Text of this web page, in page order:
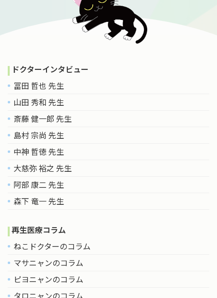
ドクターインタビュー
冨田 哲也 先生
山田 秀和 先生
斎藤 健一郎 先生
島村 宗尚 先生
中神 哲徳 先生
大慈弥 裕之 先生
阿部 康二 先生
森下 竜一 先生
再生医療コラム
ねこドクターのコラム
マサニャンのコラム
ピヨニャンのコラム
タロニャンのコラム